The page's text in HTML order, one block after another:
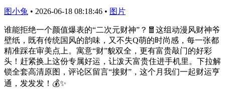
图小兔 • 2026-06-18 08:18:46 • 图片
谁能拒绝一个颜值爆表的“二次元财神”？🧧这组动漫风财神爷
壁纸，既有传统国风的韵味，又不失Q萌的时尚感，每一张都
精准踩在审美点上。寓意“财”貌双全，更有富贵敲门的好彩
头！赶紧换上这份专属好运，让泼天富贵住进手机里。下拉解
锁全套高清原图，评论区留言“接财”，这个月我们一起财运亨
通，发发发！💰✨